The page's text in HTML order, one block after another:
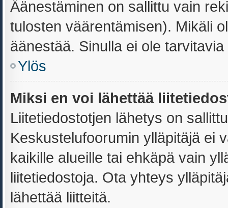
Äänestäminen on sallittu vain
tulosten väärentämisen). Mikäli
äänestää. Sinulla ei ole
Ylös
Miksi en voi lähettää
Liitetiedostotjen lähetys on
Keskustelufoorumin ylläpitäjä ei
kaikille alueille tai ehkäpä vain
liitetiedostoja. Ota yhteys
lähettää liitteitä.